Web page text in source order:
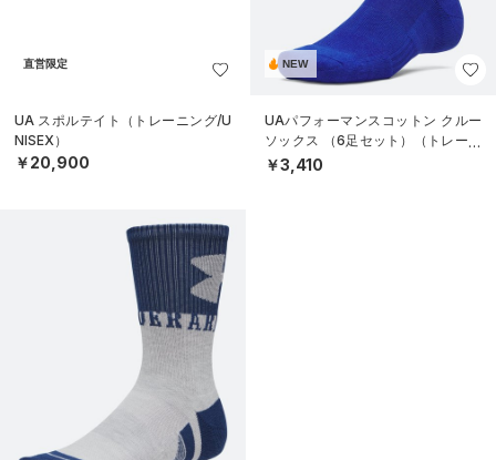
直営限定
UA スポルテイト（トレーニング/U
NISEX）
￥20,900
NEW
UAパフォーマンスコットン クルー
ソックス （6足セット）（トレーニ
ング/UNISEX）
￥3,410